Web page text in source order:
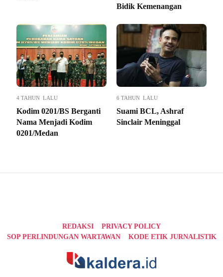
Bidik Kemenangan
4 TAHUN LALU
Kodim 0201/BS Berganti
Nama Menjadi Kodim
0201/Medan
6 TAHUN LALU
Suami BCL, Ashraf
Sinclair Meninggal
REDAKSI
PRIVACY POLICY
SOP PERLINDUNGAN WARTAWAN
KODE ETIK JURNALISTIK